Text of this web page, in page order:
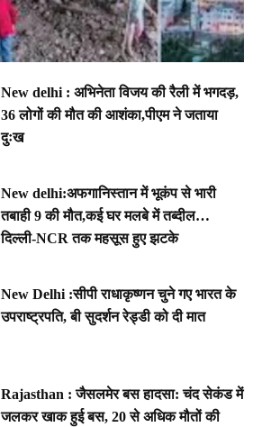
New delhi : अभिनेता विजय की रैली में भगदड़,
36 लोगों की मौत की आशंका,पीएम ने जताया
दुःख
New delhi:अफगानिस्तान में भूकंप से भारी
तबाही 9 की मौत,कई घर मलबे में तब्दील…
दिल्ली-NCR तक महसूस हुए झटके
New Delhi :सीपी राधाकृष्णन चुने गए भारत के
उपराष्ट्रपति, बी सुदर्शन रेड्डी को दी मात
Rajasthan : जैसलमेर बस हादसा: चंद सेकंड में
जलकर खाक हुई बस, 20 से अधिक मौतों की